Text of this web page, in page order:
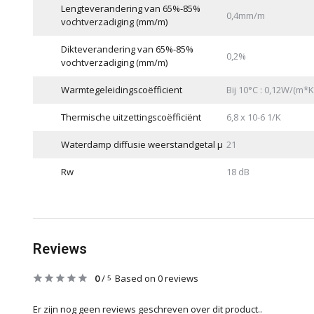
Lengteverandering van 65%-85%
vochtverzadiging (mm/m)
0,4mm/m
Dikteverandering van 65%-85%
vochtverzadiging (mm/m)
0,2%
Warmtegeleidingscoëfficient Bij 10°C : 0,12W/
Thermische uitzettingscoëfficiënt 6,8 x 10-6 1/K
Waterdamp diffusie weerstandgetal μ 21
Rw 18 dB
Reviews
0/ 5 Based on 0 reviews
Er zijn nog geen reviews geschreven over dit product..